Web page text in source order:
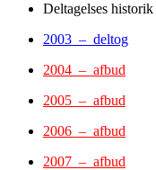
Deltagelses historik
2003 – deltog
2004 – afbud
2005 – afbud
2006 – afbud
2007 – afbud